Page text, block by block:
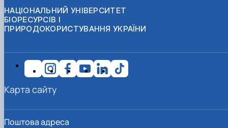
НАЦІОНАЛЬНИЙ УНІВЕРСИТЕТ
БІОРЕСУРСІВ І
ПРИРОДОКОРИСТУВАННЯ УКРАЇНИ
Поштова адреса
Карта сайту